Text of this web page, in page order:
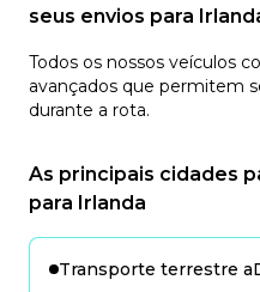
seus envios para
Todos os nossos veículos
avançados que permitem
durante a rota.
As principais cidades
para Irlanda
Transporte terrestre a